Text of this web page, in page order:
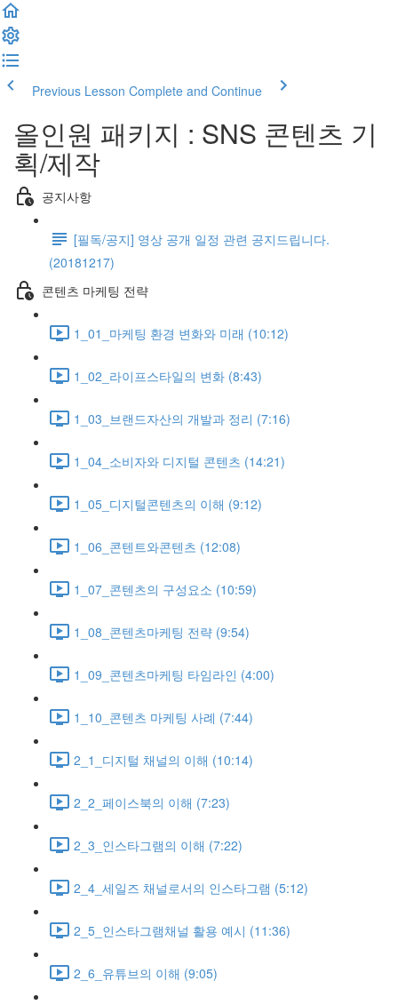
Previous Lesson Complete and Continue
올인원 패키지 : SNS 콘텐츠 기
획/제작
공지사항
[필독/공지] 영상 공개 일정 관련 공지드립니다.
(20181217)
콘텐츠 마케팅 전략
1_01_마케팅 환경 변화와 미래 (10:12)
1_02_라이프스타일의 변화 (8:43)
1_03_브랜드자산의 개발과 정리 (7:16)
1_04_소비자와 디지털 콘텐츠 (14:21)
1_05_디지털콘텐츠의 이해 (9:12)
1_06_콘텐트와콘텐츠 (12:08)
1_07_콘텐츠의 구성요소 (10:59)
1_08_콘텐츠마케팅 전략 (9:54)
1_09_콘텐츠마케팅 타임라인 (4:00)
1_10_콘텐츠 마케팅 사례 (7:44)
2_1_디지털 채널의 이해 (10:14)
2_2_페이스북의 이해 (7:23)
2_3_인스타그램의 이해 (7:22)
2_4_세일즈 채널로서의 인스타그램 (5:12)
2_5_인스타그램채널 활용 예시 (11:36)
2_6_유튜브의 이해 (9:05)